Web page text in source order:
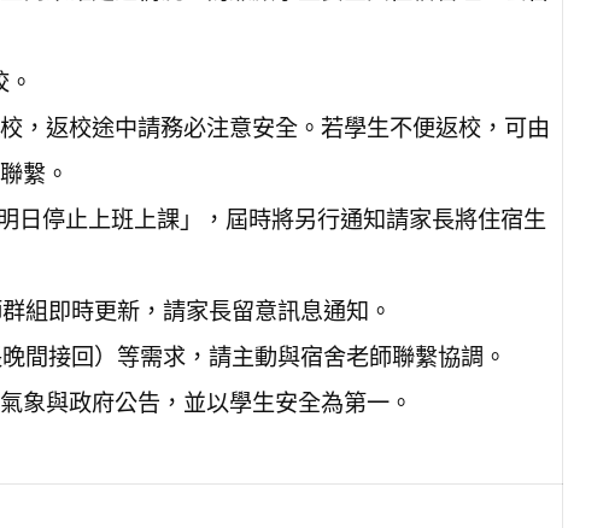
，返校途中請務必注意安全。若學生不便返校，可由
繫。
日停止上班上課」，屆時將另行通知請家長將住宿生
組即時更新，請家長留意訊息通知。
間接回）等需求，請主動與宿舍老師聯繫協調。
象與政府公告，並以學生安全為第一。